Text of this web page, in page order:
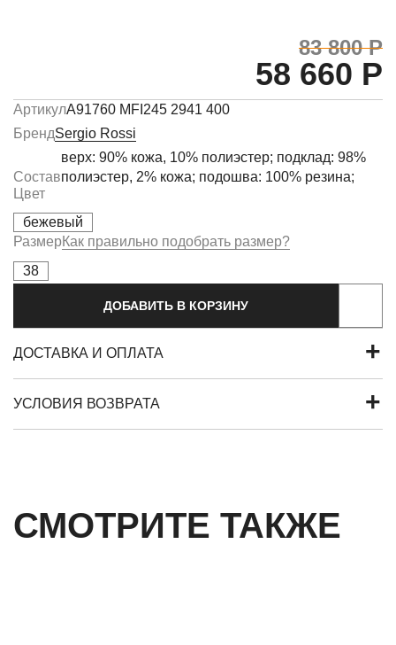
83 800 Р
58 660 Р
АртикулA91760 MFI245 2941 400
БрендSergio Rossi
Состав
верх: 90% кожа, 10% полиэстер; подклад: 98%
полиэстер, 2% кожа; подошва: 100% резина;
Цвет
бежевый
РазмерКак правильно подобрать размер?
38
ДОБАВИТЬ В КОРЗИНУ
ДОСТАВКА И ОПЛАТА
УСЛОВИЯ ВОЗВРАТА
СМОТРИТЕ ТАКЖЕ